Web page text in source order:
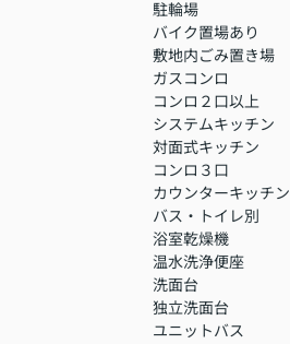
駐輪場
バイク置場あり
敷地内ごみ置き場
ガスコンロ
コンロ２口以上
システムキッチン
対面式キッチン
コンロ３口
カウンターキッチン
バス・トイレ別
浴室乾燥機
温水洗浄便座
洗面台
独立洗面台
ユニットバス